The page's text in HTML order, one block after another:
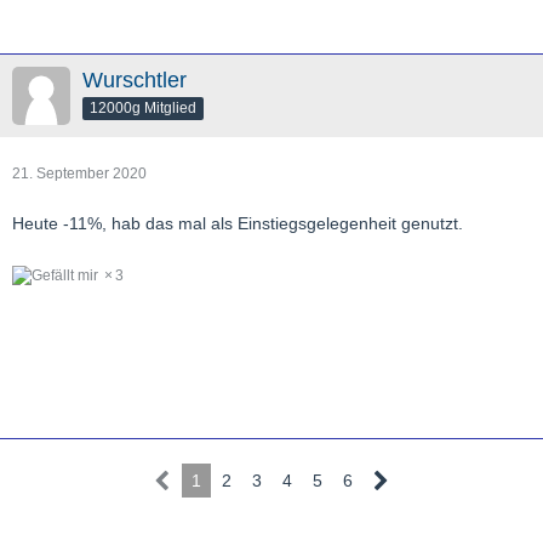
Figure2
https://mma.prnewswire.com/media/1251958/Karora_Resources
w=600
]
Wurschtler
12000g Mitglied
21. September 2020
Heute -11%, hab das mal als Einstiegsgelegenheit genutzt.
3
1 2 3 4 5 6